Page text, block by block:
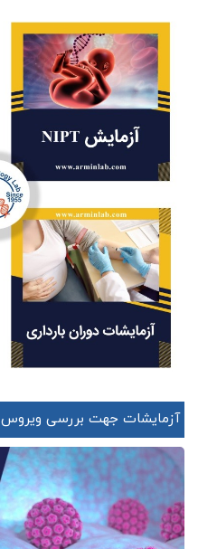
آزمایشات جهت بررسی ویروس HPV کدام است؟